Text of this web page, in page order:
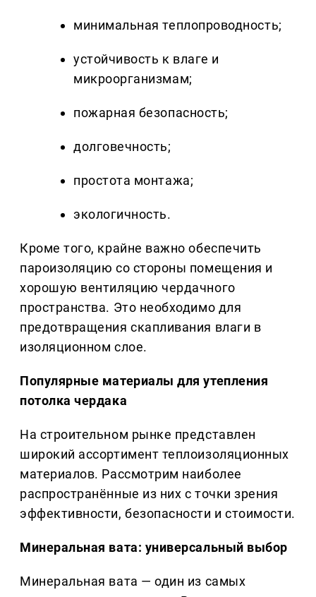
минимальная теплопроводность;
устойчивость к влаге и
микроорганизмам;
пожарная безопасность;
долговечность;
простота монтажа;
экологичность.
Кроме того, крайне важно обеспечить
пароизоляцию со стороны помещения и
хорошую вентиляцию чердачного
пространства. Это необходимо для
предотвращения скапливания влаги в
изоляционном слое.
Популярные материалы для утепления
потолка чердака
На строительном рынке представлен
широкий ассортимент теплоизоляционных
материалов. Рассмотрим наиболее
распространённые из них с точки зрения
эффективности, безопасности и стоимости.
Минеральная вата: универсальный выбор
Минеральная вата — один из самых